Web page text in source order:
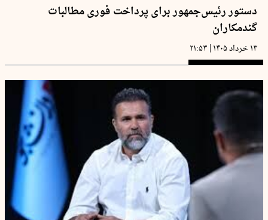
دستور رئیس‌جمهور برای پرداخت فوری مطالبات
گندمکاران
۱۳ خرداد ۱۴۰۵ | ۲۱:۵۳